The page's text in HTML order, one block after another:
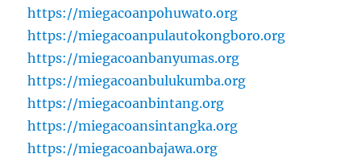
https://miegacoanpohuwato.org
https://miegacoanpulautokongboro.org
https://miegacoanbanyumas.org
https://miegacoanbulukumba.org
https://miegacoanbintang.org
https://miegacoansintangka.org
https://miegacoanbajawa.org